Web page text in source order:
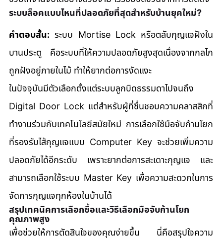
ระบบล็อคแบบไหนที่ปลอดภัยที่สุดสำหรับบ้านยุคใหม่?
คำตอบสั้น: ระบบ Mortise Lock หรือตลับกุญแจฝังใน
บานประตู คือระบบที่ให้ความปลอดภัยสูงสุดเนื่องจากกลไก
ถูกฝังอยู่ภายในไม้ ทำให้ยากต่อการงัดแงะ
ในปัจจุบันมีตัวเลือกตั้งแต่ระบบลูกบิดธรรมดาไปจนถึง
Digital Door Lock แต่สำหรับผู้ที่ชื่นชอบความคลาสสิกที่
ทำงานร่วมกับเทคโนโลยีสมัยใหม่ การเลือกใช้มือจับก้านโยก
ที่รองรับไส้กุญแจแบบ Computer Key จะช่วยเพิ่มความ
ปลอดภัยได้อีกระดับ เพราะยากต่อการสะเดาะกุญแจ และ
สามารถเลือกใช้ระบบ Master Key เพื่อความสะดวกในการ
จัดการกุญแจทุกห้องในบ้านได้
สรุปเทคนิคการเลือกซื้อและวิธีเลือกมือจับก้านโยก
คุณภาพสูง
เพื่อช่วยให้การตัดสินใจของคุณง่ายขึ้น นี่คือสรุปใจความ